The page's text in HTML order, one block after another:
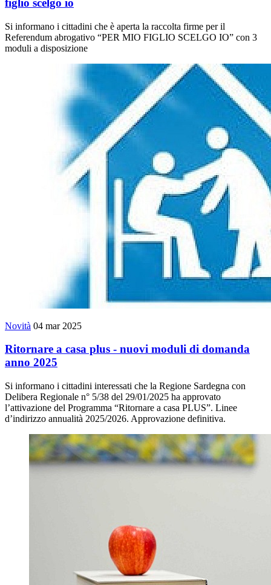
figlio scelgo io
Si informano i cittadini che è aperta la raccolta firme per il
Referendum abrogativo “PER MIO FIGLIO SCELGO IO” con 3
moduli a disposizione
Novità 04 mar 2025
Ritornare a casa plus - nuovi moduli di domanda
anno 2025
Si informano i cittadini interessati che la Regione Sardegna con
Delibera Regionale n° 5/38 del 29/01/2025 ha approvato
l’attivazione del Programma “Ritornare a casa PLUS”. Linee
d’indirizzo annualità 2025/2026. Approvazione definitiva.